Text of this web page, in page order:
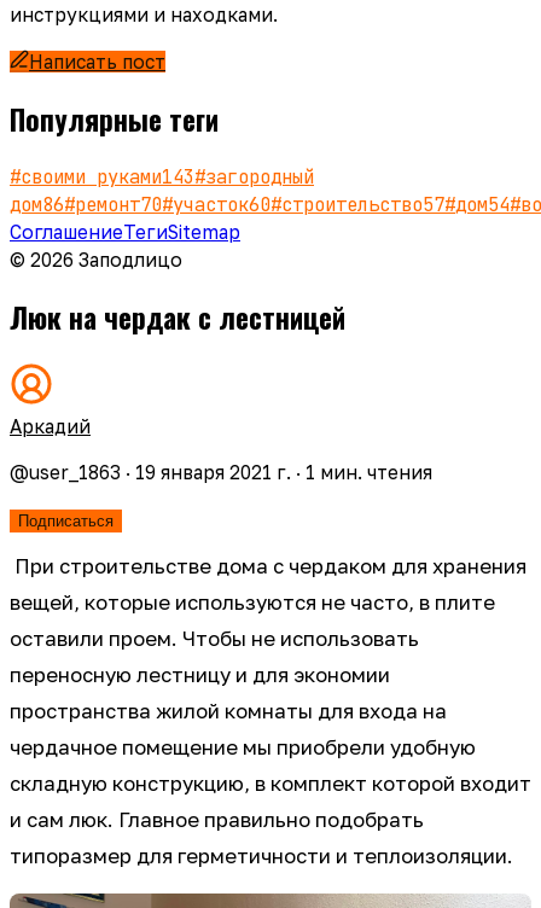
инструкциями и находками.
Написать пост
Популярные теги
#своими руками143#загородный
дом86#ремонт70#участок60#строительство57#дом54#
СоглашениеТегиSitemap
© 2026 Заподлицо
Люк на чердак с лестницей
Аркадий
@user_1863 · 19 января 2021 г. · 1 мин. чтения
Подписаться
При строительстве дома с чердаком для хранения
вещей, которые используются не часто, в плите
оставили проем. Чтобы не использовать
переносную лестницу и для экономии
пространства жилой комнаты для входа на
чердачное помещение мы приобрели удобную
складную конструкцию, в комплект которой входит
и сам люк. Главное правильно подобрать
типоразмер для герметичности и теплоизоляции.